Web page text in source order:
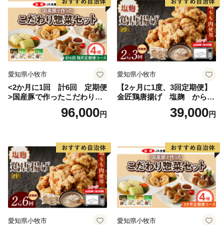
愛知県小牧市
<2か月に1回 計6回 定期便
>国産豚で作ったこだわり惣
96,000円
愛知県小牧市
【2ヶ月に1度、3回定期便】
金匠鶏唐揚げ 塩麹 からあ
39,000円
愛知県小牧市 愛知県小牧市